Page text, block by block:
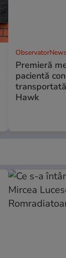
Premieră
pacientă
Hawk